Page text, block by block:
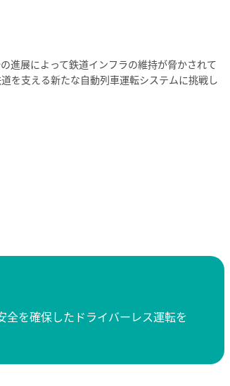
進展によって鉄道インフラの維持が脅かされて
を支える新たな自動列車運転システムに挑戦し
を確保したドライバーレス運転を